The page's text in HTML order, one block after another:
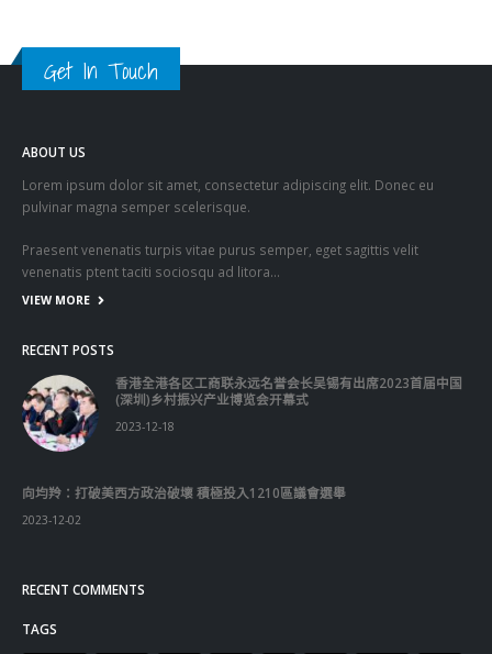
Get In Touch
ABOUT US
Lorem ipsum dolor sit amet, consectetur adipiscing elit. Donec eu
pulvinar magna semper scelerisque.
Praesent venenatis turpis vitae purus semper, eget sagittis velit
venenatis ptent taciti sociosqu ad litora…
VIEW MORE
RECENT POSTS
香港全港各区工商联永远名誉会长吴锡有出席2023首届中国
(深圳)乡村振兴产业博览会开幕式
2023-12-18
向均羚：打破美西方政治破壞 積極投入1210區議會選舉
2023-12-02
RECENT COMMENTS
TAGS